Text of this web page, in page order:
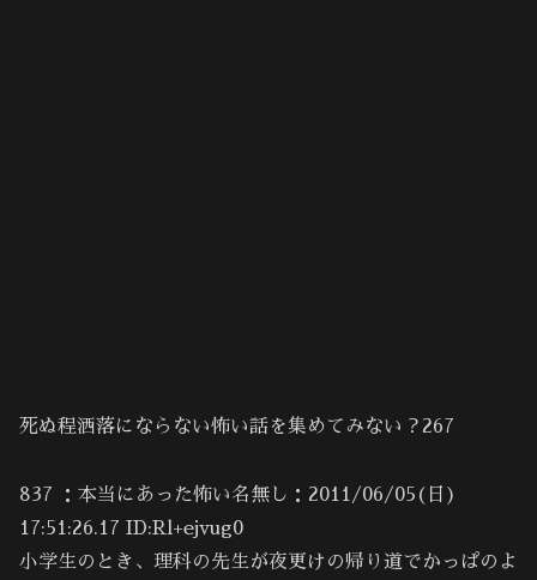
死ぬ程洒落にならない怖い話を集めてみない？267
837 ：本当にあった怖い名無し：2011/06/05(日)
17:51:26.17 ID:Rl+ejvug0
小学生のとき、理科の先生が夜更けの帰り道でかっぱのよ